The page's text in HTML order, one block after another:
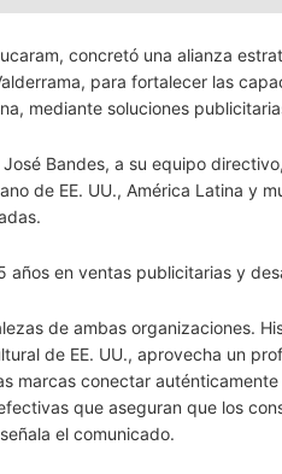
concretó una alianza
para fortalecer las
mediante soluciones
Bandes, a su equipo
de EE. UU., América Latina y
años en ventas publicitarias y
de ambas organizaciones.
de EE. UU., aprovecha un
marcas conectar
que aseguran que los
el comunicado.